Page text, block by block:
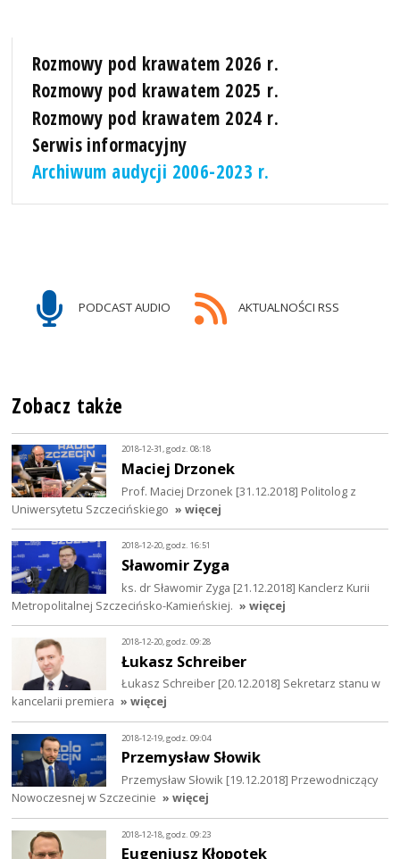
Rozmowy pod krawatem 2026 r.
Rozmowy pod krawatem 2025 r.
Rozmowy pod krawatem 2024 r.
Serwis informacyjny
Archiwum audycji 2006-2023 r.
PODCAST AUDIO AKTUALNOŚCI RSS
Zobacz także
2018-12-31, godz. 08:18
Maciej Drzonek
Prof. Maciej Drzonek [31.12.2018] Politolog z
Uniwersytetu Szczecińskiego » więcej
2018-12-20, godz. 16:51
Sławomir Zyga
ks. dr Sławomir Zyga [21.12.2018] Kanclerz Kurii
Metropolitalnej Szczecińsko-Kamieńskiej. » więcej
2018-12-20, godz. 09:28
Łukasz Schreiber
Łukasz Schreiber [20.12.2018] Sekretarz stanu w
kancelarii premiera » więcej
2018-12-19, godz. 09:04
Przemysław Słowik
Przemysław Słowik [19.12.2018] Przewodniczący
Nowoczesnej w Szczecinie » więcej
2018-12-18, godz. 09:23
Eugeniusz Kłopotek